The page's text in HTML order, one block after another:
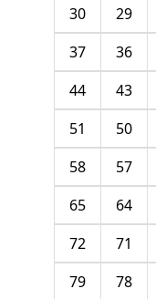
29
30
36
37
43
44
50
51
57
58
64
65
71
72
78
79